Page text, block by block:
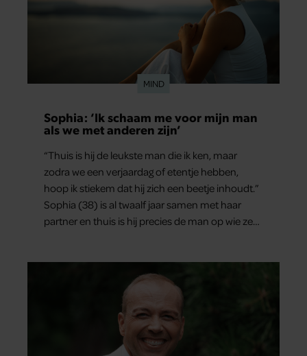
MIND
Sophia: ‘Ik schaam me voor mijn man
als we met anderen zijn’
“Thuis is hij de leukste man die ik ken, maar
zodra we een verjaardag of etentje hebben,
hoop ik stiekem dat hij zich een beetje inhoudt.”
Sophia (38) is al twaalf jaar samen met haar
partner en thuis is hij precies de man op wie ze